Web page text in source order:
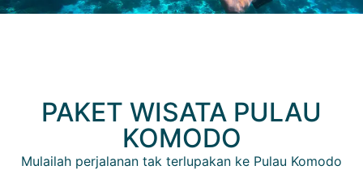
PAKET WISATA PULAU
KOMODO
Mulailah perjalanan tak terlupakan ke Pulau Komodo